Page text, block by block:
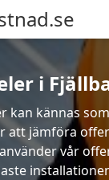
i
kan kännas
att jämföra
vår